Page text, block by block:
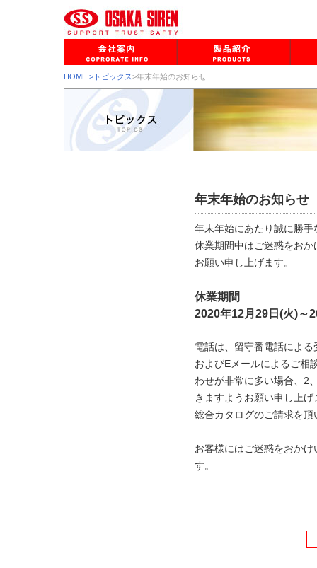
HOME >トピックス>年末年始のお知らせ
年末年始のお知らせ
年末年始にあたり誠に勝
休業期間中はご迷惑をお
お願い申し上げます。
休業期間
2020年12月29日(火)～
電話は、留守番電話によ
およびEメールによるご相
わせが非常に多い場合、2
きますようお願い申し上げ
総合カタログのご請求を
お客様にはご迷惑をおか
す。